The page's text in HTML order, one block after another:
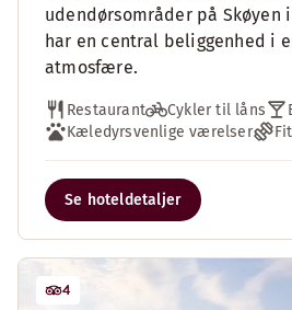
udendørsområder på Skøyen
har en central beliggenhed i
atmosfære.
Restaurant Cykler til låns
Kæledyrsvenlige værelser
Se hoteldetaljer
4